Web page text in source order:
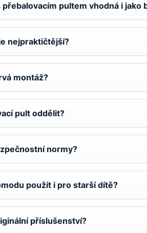
přebalovacím pultem vhodná i jako
nejpraktičtější?
montáž?
pult oddělit?
normy?
použít i pro starší dítě?
příslušenství?